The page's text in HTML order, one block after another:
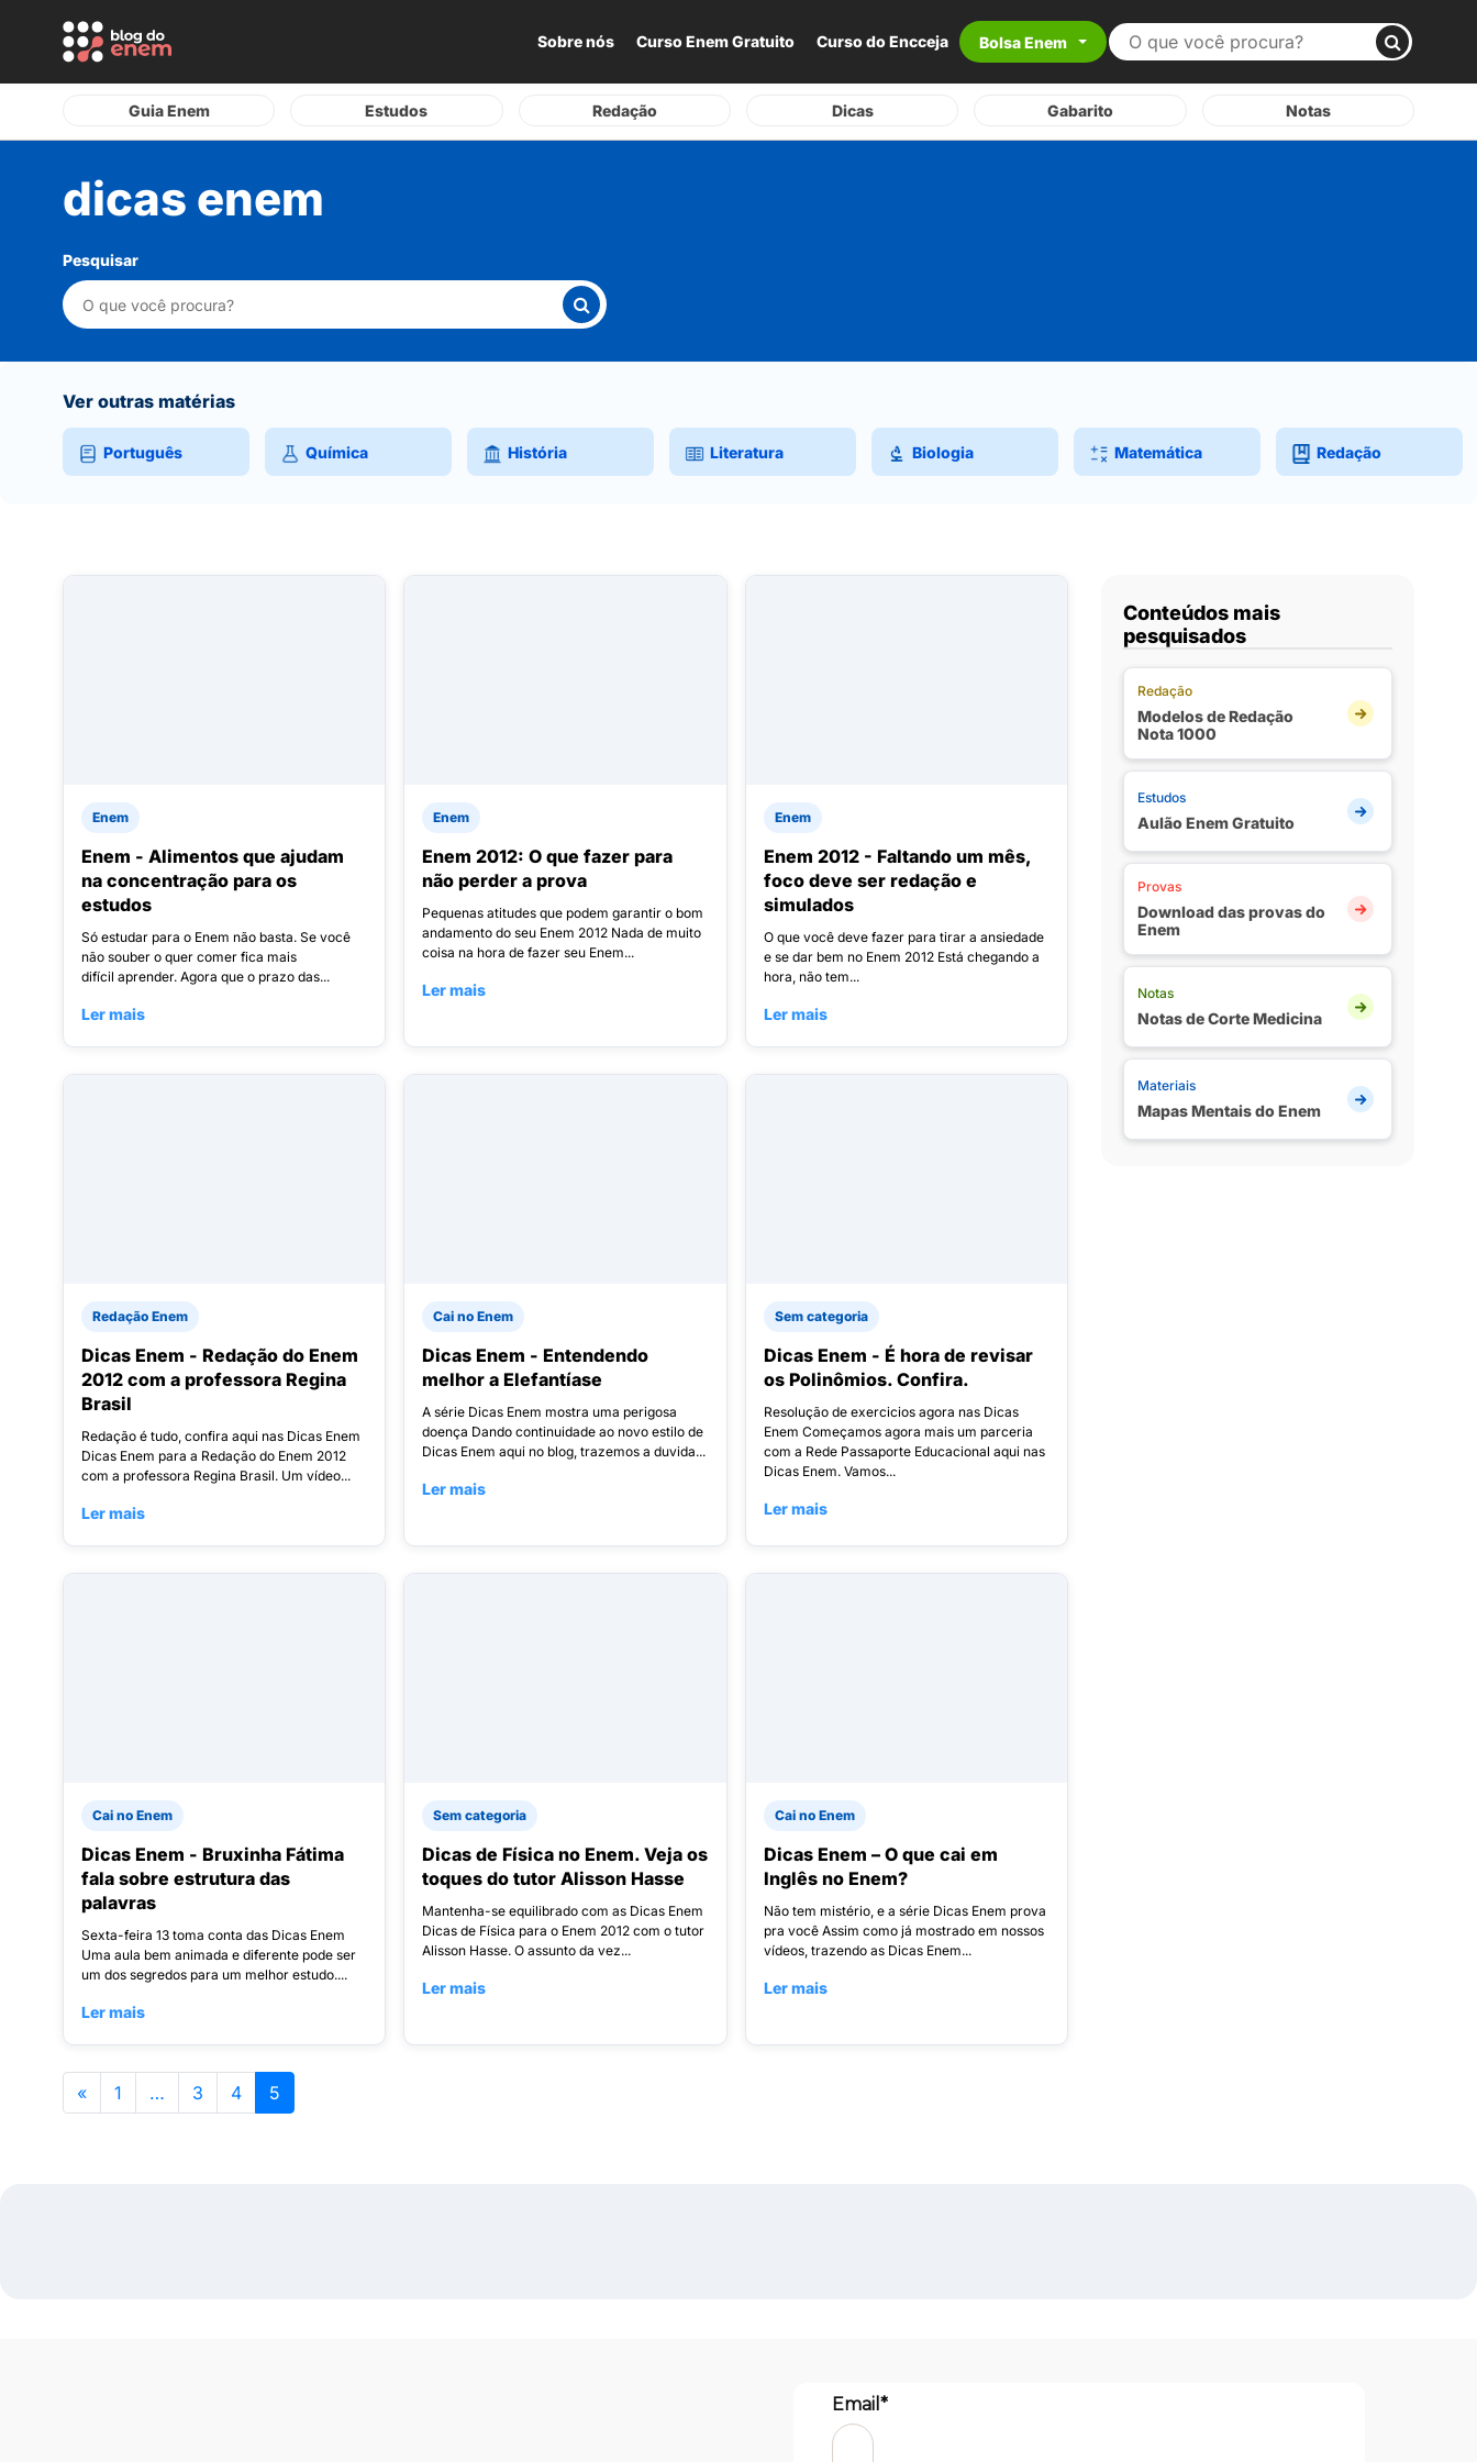
Sobre nós Curso Enem Gratuito Curso do Encceja Bolsa Enem
Guia Enem Estudos Redação Dicas Gabarito Notas
dicas enem
Pesquisar
Ver outras matérias
Português Química História Literatura Biologia Matemática Redação
Enem
Enem - Alimentos que ajudam
na concentração para os
estudos
Só estudar para o Enem não basta. Se você
não souber o quer comer fica mais
difícil aprender. Agora que o prazo das...
Ler mais
Enem
Enem 2012: O que fazer para
não perder a prova
Pequenas atitudes que podem garantir o bom
andamento do seu Enem 2012 Nada de muito
coisa na hora de fazer seu Enem...
Ler mais
Enem
Enem 2012 - Faltando um mês,
foco deve ser redação e
simulados
O que você deve fazer para tirar a ansiedade
e se dar bem no Enem 2012 Está chegando a
hora, não tem...
Ler mais
Redação Enem
Dicas Enem - Redação do Enem
2012 com a professora Regina
Brasil
Redação é tudo, confira aqui nas Dicas Enem
Dicas Enem para a Redação do Enem 2012
com a professora Regina Brasil. Um vídeo...
Ler mais
Cai no Enem
Dicas Enem - Entendendo
melhor a Elefantíase
A série Dicas Enem mostra uma perigosa
doença Dando continuidade ao novo estilo de
Dicas Enem aqui no blog, trazemos a duvida...
Ler mais
Sem categoria
Dicas Enem - É hora de revisar
os Polinômios. Confira.
Resolução de exercicios agora nas Dicas
Enem Começamos agora mais um parceria
com a Rede Passaporte Educacional aqui nas
Dicas Enem. Vamos...
Ler mais
Cai no Enem
Dicas Enem - Bruxinha Fátima
fala sobre estrutura das
palavras
Sexta-feira 13 toma conta das Dicas Enem
Uma aula bem animada e diferente pode ser
um dos segredos para um melhor estudo....
Ler mais
Sem categoria
Dicas de Física no Enem. Veja os
toques do tutor Alisson Hasse
Mantenha-se equilibrado com as Dicas Enem
Dicas de Física para o Enem 2012 com o tutor
Alisson Hasse. O assunto da vez...
Ler mais
Cai no Enem
Dicas Enem – O que cai em
Inglês no Enem?
Não tem mistério, e a série Dicas Enem prova
pra você Assim como já mostrado em nossos
vídeos, trazendo as Dicas Enem...
Ler mais
« 1 … 3 4 5
Conteúdos mais
pesquisados
Redação
Modelos de Redação
Nota 1000
Estudos
Aulão Enem Gratuito
Provas
Download das provas do
Enem
Notas
Notas de Corte Medicina
Materiais
Mapas Mentais do Enem
Email*